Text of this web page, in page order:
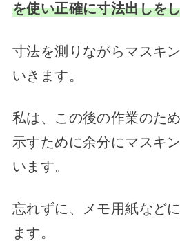
を使い正確に寸法出しを
寸法を測りながらマスキ
いきます。
私は、この後の作業のた
示すために余分にマスキ
います。
忘れずに、メモ用紙など
ます。